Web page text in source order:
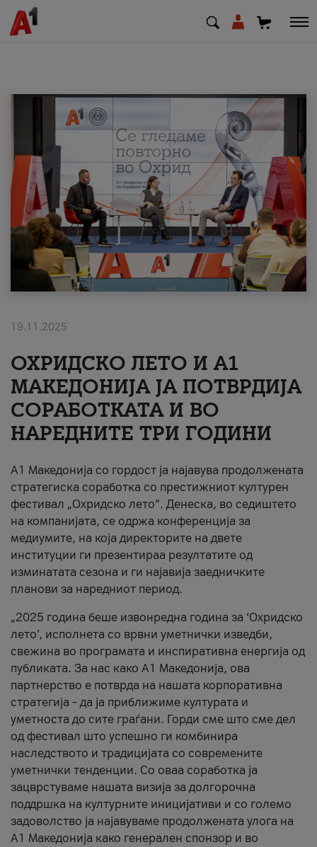
МК SQ
Приватни Деловни
Поддршка
Надополни кредит
#ПодобарОнлајн
19.11.2025
ОХРИДСКО ЛЕТО И A1
МАКЕДОНИЈА ЈА ПОТВРДИЈА
СОРАБОТКАТА И ВО
НАРЕДНИТЕ ТРИ ГОДИНИ
A1 Македонија со гордост ја најавува продолжената
стратегиска соработка со престижниот културен
фестивал „Охридско лето“. Денеска, во седиштето
на компанијата, се одржа конференција за
медиумите, на која директорите на двете
институции ги презентираа резултатите од
изминатата сезона и ги најавија заедничките
планови за наредниот период.
„2025 година беше извонредна година за ‘Охридско
лето’, исполнета со врвни уметнички изведби,
свежина во програмата и инспиративна енергија од
публиката. За нас како A1 Македонија, ова
партнерство е потврда на нашата корпоративна
стратегија – да ја приближиме културата и
уметноста до сите граѓани. Горди сме што сме дел
од фестивал што успешно ги комбинира
наследството и традицијата со современите
уметнички тенденции. Со оваа соработка ја
зацврстуваме нашата визија за долгорочна
поддршка на културните иницијативи и со големо
задоволство ја најавуваме продолжената улога на
A1 Македонија како генерален спонзор и во